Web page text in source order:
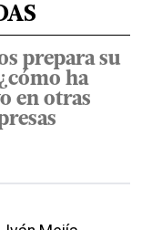
prepara su
ha
en otras